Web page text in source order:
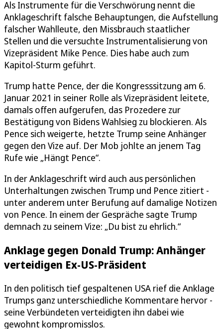
Als Instrumente für die Verschwörung nennt die
Anklageschrift falsche Behauptungen, die Aufstellung
falscher Wahlleute, den Missbrauch staatlicher
Stellen und die versuchte Instrumentalisierung von
Vizepräsident Mike Pence. Dies habe auch zum
Kapitol-Sturm geführt.
Trump hatte Pence, der die Kongresssitzung am 6.
Januar 2021 in seiner Rolle als Vizepräsident leitete,
damals offen aufgerufen, das Prozedere zur
Bestätigung von Bidens Wahlsieg zu blockieren. Als
Pence sich weigerte, hetzte Trump seine Anhänger
gegen den Vize auf. Der Mob johlte an jenem Tag
Rufe wie „Hängt Pence“.
In der Anklageschrift wird auch aus persönlichen
Unterhaltungen zwischen Trump und Pence zitiert -
unter anderem unter Berufung auf damalige Notizen
von Pence. In einem der Gespräche sagte Trump
demnach zu seinem Vize: „Du bist zu ehrlich.“
Anklage gegen Donald Trump: Anhänger
verteidigen Ex-US-Präsident
In den politisch tief gespaltenen USA rief die Anklage
Trumps ganz unterschiedliche Kommentare hervor -
seine Verbündeten verteidigten ihn dabei wie
gewohnt kompromisslos.